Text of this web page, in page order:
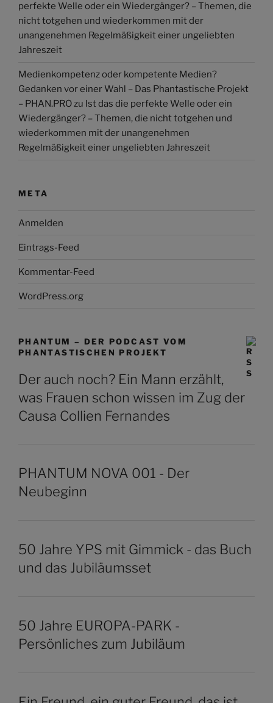
perfekte Welle oder ein Wiedergänger? – Themen, die
nicht totgehen und wiederkommen mit der
unangenehmen Regelmäßigkeit einer ungeliebten
Jahreszeit
Medienkompetenz oder kompetente Medien?
Gedanken vor einer Wahl – Das Phantastische Projekt
– PHAN.PROzu Ist das die perfekte Welle oder ein
Wiedergänger? – Themen, die nicht totgehen und
wiederkommen mit der unangenehmen
Regelmäßigkeit einer ungeliebten Jahreszeit
META
Anmelden
Eintrags-Feed
Kommentar-Feed
WordPress.org
PHANTUM – DER PODCAST VOM
PHANTASTISCHEN PROJEKT
Der auch noch? Ein Mann erzählt,
was Frauen schon wissen im Zug der
Causa Collien Fernandes
PHANTUM NOVA 001 - Der
Neubeginn
50 Jahre YPS mit Gimmick - das Buch
und das Jubiläumsset
50 Jahre EUROPA-PARK -
Persönliches zum Jubiläum